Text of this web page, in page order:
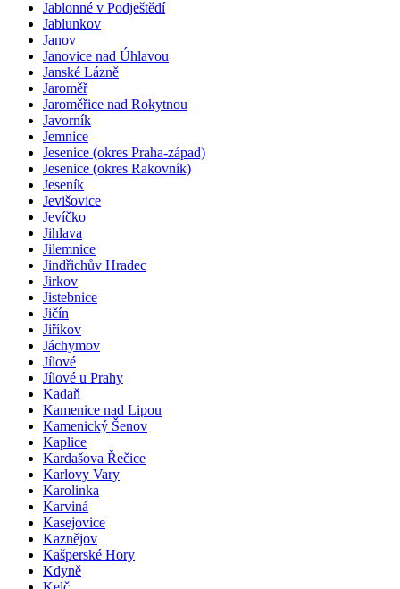
Jablonné v Podještědí
Jablunkov
Janov
Janovice nad Úhlavou
Janské Lázně
Jaroměř
Jaroměřice nad Rokytnou
Javorník
Jemnice
Jesenice (okres Praha-západ)
Jesenice (okres Rakovník)
Jeseník
Jevišovice
Jevíčko
Jihlava
Jilemnice
Jindřichův Hradec
Jirkov
Jistebnice
Jičín
Jiříkov
Jáchymov
Jílové
Jílové u Prahy
Kadaň
Kamenice nad Lipou
Kamenický Šenov
Kaplice
Kardašova Řečice
Karlovy Vary
Karolinka
Karviná
Kasejovice
Kaznějov
Kašperské Hory
Kdyně